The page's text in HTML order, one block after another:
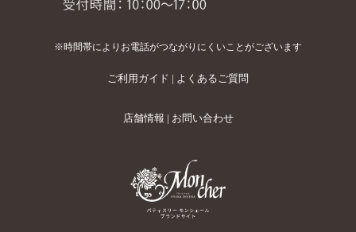
※時間帯によりお電話がつながりにくいことがございます
ご利用ガイド | よくあるご質問
店舗情報 | お問い合わせ